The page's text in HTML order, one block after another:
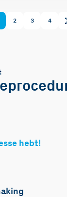
2 3 4
hebt!